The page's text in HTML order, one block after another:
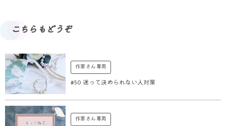
こちらもどうぞ
作家さん専用
#50 迷って決められない人対策
作家さん専用